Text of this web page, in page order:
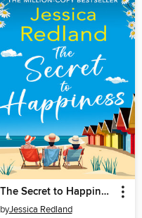
The Secret to Happiness
byJessica Redland